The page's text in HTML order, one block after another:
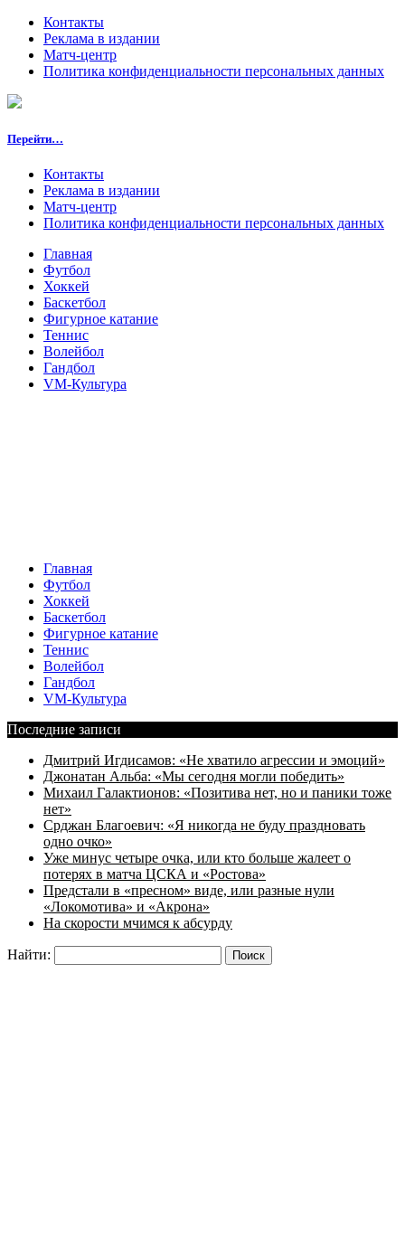
Контакты
Реклама в издании
Матч-центр
Политика конфиденциальности персональных данных
Перейти…
Контакты
Реклама в издании
Матч-центр
Политика конфиденциальности персональных данных
Главная
Футбол
Хоккей
Баскетбол
Фигурное катание
Теннис
Волейбол
Гандбол
VM-Культура
Главная
Футбол
Хоккей
Баскетбол
Фигурное катание
Теннис
Волейбол
Гандбол
VM-Культура
Последние записи
Дмитрий Игдисамов: «Не хватило агрессии и эмоций»
Джонатан Альба: «Мы сегодня могли победить»
Михаил Галактионов: «Позитива нет, но и паники тоже
нет»
Срджан Благоевич: «Я никогда не буду праздновать
одно очко»
Уже минус четыре очка, или кто больше жалеет о
потерях в матча ЦСКА и «Ростова»
Предстали в «пресном» виде, или разные нули
«Локомотива» и «Акрона»
На скорости мчимся к абсурду
Найти: